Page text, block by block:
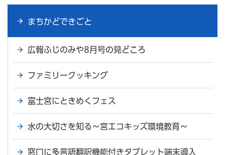
まちかどできごと
広報ふじのみや8月号の見どころ
ファミリークッキング
富士宮にときめくフェス
水の大切さを知る～宮エコキッズ環境教育～
窓口に多言語翻訳機能付きタブレット端末導入